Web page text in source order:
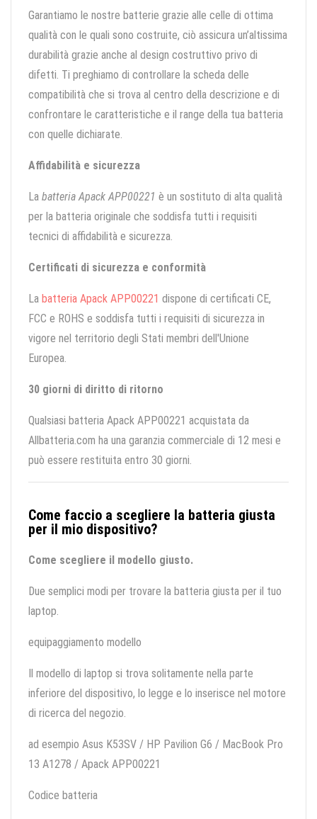
Garantiamo le nostre batterie grazie alle celle di ottima
qualità con le quali sono costruite, ciò assicura un’altissima
durabilità grazie anche al design costruttivo privo di
difetti. Ti preghiamo di controllare la scheda delle
compatibilità che si trova al centro della descrizione e di
confrontare le caratteristiche e il range della tua batteria
con quelle dichiarate.
Affidabilità e sicurezza
La batteria Apack APP00221 è un sostituto di alta qualità
per la batteria originale che soddisfa tutti i requisiti
tecnici di affidabilità e sicurezza.
Certificati di sicurezza e conformità
La batteria Apack APP00221 dispone di certificati CE,
FCC e ROHS e soddisfa tutti i requisiti di sicurezza in
vigore nel territorio degli Stati membri dell'Unione
Europea.
30 giorni di diritto di ritorno
Qualsiasi batteria Apack APP00221 acquistata da
Allbatteria.com ha una garanzia commerciale di 12 mesi e
può essere restituita entro 30 giorni.
Come faccio a scegliere la batteria giusta
per il mio dispositivo?
Come scegliere il modello giusto.
Due semplici modi per trovare la batteria giusta per il tuo
laptop.
equipaggiamento modello
Il modello di laptop si trova solitamente nella parte
inferiore del dispositivo, lo legge e lo inserisce nel motore
di ricerca del negozio.
ad esempio Asus K53SV / HP Pavilion G6 / MacBook Pro
13 A1278 / Apack APP00221
Codice batteria